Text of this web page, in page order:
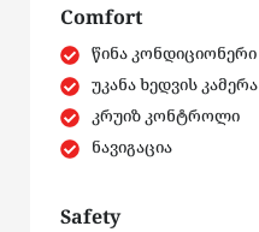
Comfort
წინა კონდიციონერი
უკანა ხედვის კამერა
კრუიზ კონტროლი
ნავიგაცია
Safety